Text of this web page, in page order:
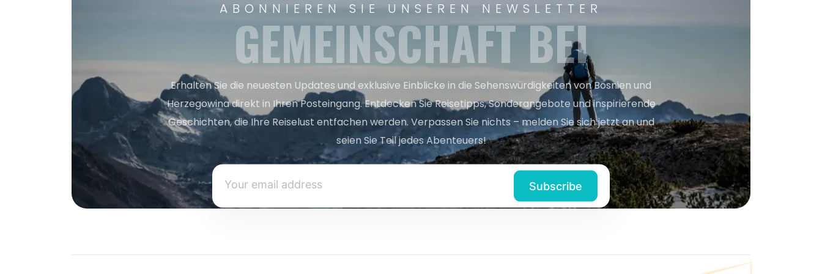
ABONNIEREN SIE UNSEREN NEWSLETTER
GEMEINSCHAFT BEI
Erhalten Sie die neuesten Updates und exklusive Einblicke in die Sehenswürdigkeiten von Bosnien und
Herzegowina direkt in Ihren Posteingang. Entdecken Sie Reisetipps, Sonderangebote und inspirierende
Geschichten, die Ihre Reiselust entfachen werden. Verpassen Sie nichts – melden Sie sich jetzt an und
seien Sie Teil jedes Abenteuers!